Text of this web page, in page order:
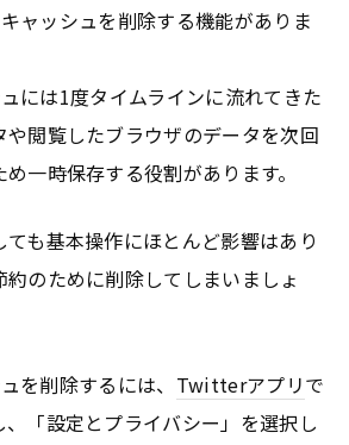
ャッシュを削除する機能がありま
には1度タイムラインに流れてきた
閲覧したブラウザのデータを次回
一時保存する役割があります。
も基本操作にほとんど影響はあり
のために削除してしまいましょ
を削除するには、 Twitterアプリで
「設定とプライバシー」を選択し